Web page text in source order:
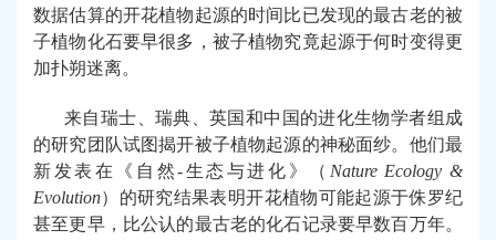
数据估算的开花植物起源的时间比已发现的最古老的被
子植物化石要早很多，被子植物究竟起源于何时变得更
加扑朔迷离。
来自瑞士、瑞典、英国和中国的进化生物学者组成
的研究团队试图揭开被子植物起源的神秘面纱。他们最
新发表在《自然-生态与进化》（ Nature Ecology &
Evolution）的研究结果表明开花植物可能起源于侏罗纪
甚至更早，比公认的最古老的化石记录要早数百万年。